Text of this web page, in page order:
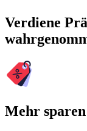
Verdiene
Mehr